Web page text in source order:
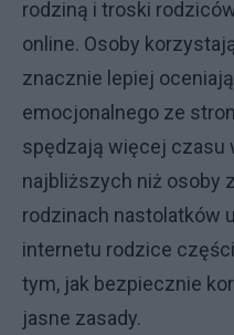
rodziną i troski
online. Osoby
znacznie lepiej
emocjonalnego ze
spędzają więcej czasu
najbliższych niż osoby
rodzinach nastolatków
internetu rodzice
tym, jak bezpiecznie
jasne zasady.